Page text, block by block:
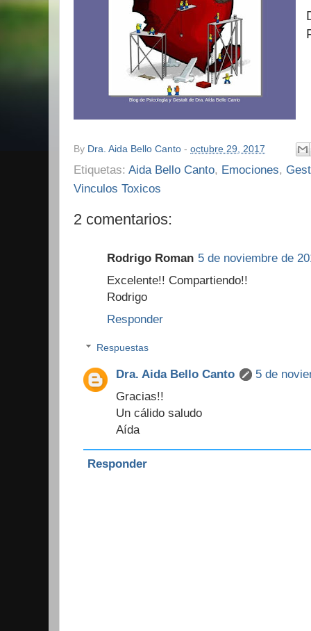
By Dra. Aida Bello Canto - octubre 29, 2017
Etiquetas: Aida Bello Canto, Emociones,
Vinculos Toxicos
2 comentarios:
Rodrigo Roman 5 de noviembre de
Excelente!! Compartiendo!!
Rodrigo
Responder
Respuestas
Dra. Aida Bello Canto
5 de
Gracias!!
Un cálido saludo
Aída
Responder